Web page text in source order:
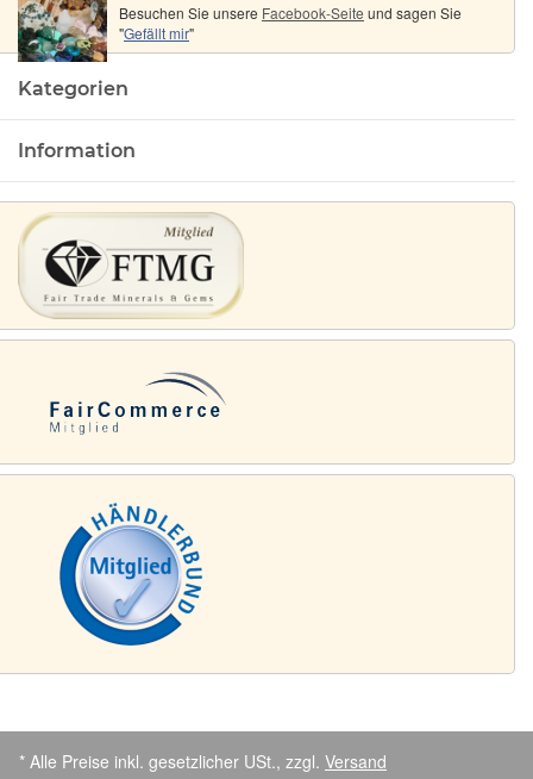
Besuchen Sie unsere Facebook-Seite und sagen Sie
"Gefällt mir"
Kategorien
Information
* Alle Preise inkl. gesetzlicher USt., zzgl. Versand